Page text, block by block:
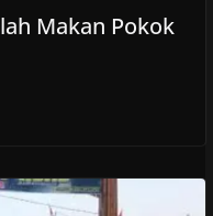
Makan Pokok